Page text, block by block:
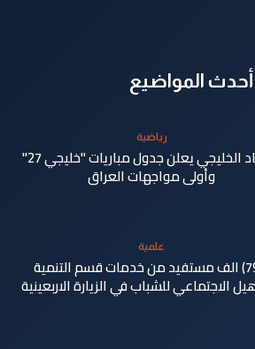
أحدث المواضيع
رياضية
الاتحاد الخليجي يعلن جدول مباريات "خليجي 27"
وأولى مواجهات العراق
علمية
(796) الف مستفيد من خدمات قسم التنمية
الاجتماعي للشباب في الزيارة الاربعينية